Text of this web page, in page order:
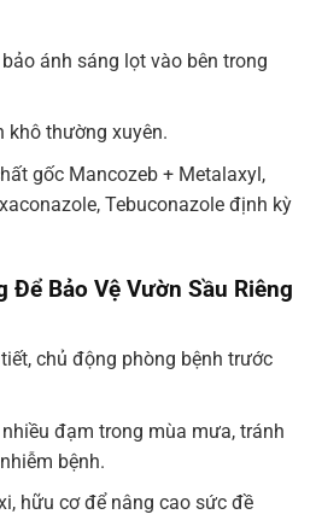
ánh sáng lọt vào bên trong
khô thường xuyên.
gốc Mancozeb + Metalaxyl,
Tebuconazole định kỳ
Để Bảo Vệ Vườn Sầu Riêng
chủ động phòng bệnh trước
đạm trong mùa mưa, tránh
bệnh.
hữu cơ để nâng cao sức đề